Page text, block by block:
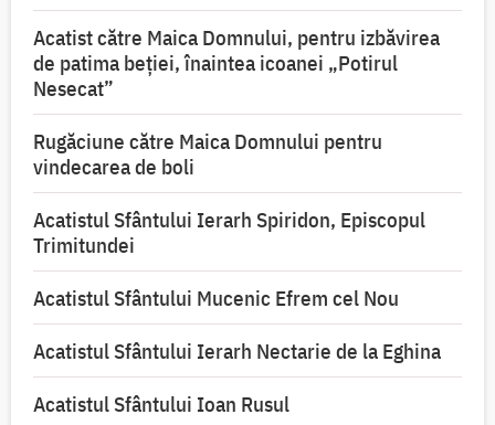
Acatist către Maica Domnului, pentru izbăvirea
de patima beției, înaintea icoanei „Potirul
Nesecat”
Rugăciune către Maica Domnului pentru
vindecarea de boli
Acatistul Sfântului Ierarh Spiridon, Episcopul
Trimitundei
Acatistul Sfântului Mucenic Efrem cel Nou
Acatistul Sfântului Ierarh Nectarie de la Eghina
Acatistul Sfântului Ioan Rusul